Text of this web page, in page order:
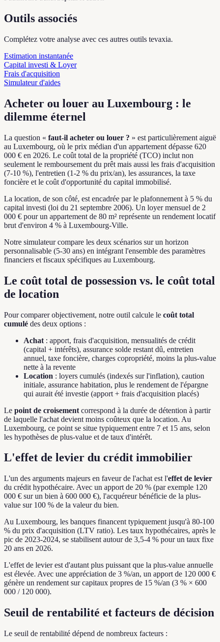
Outils associés
Complétez votre analyse avec ces autres outils tevaxia.
Estimation instantanée
Capital investi & Loyer
Frais d'acquisition
Simulateur d'aides
Acheter ou louer au Luxembourg : le
dilemme éternel
La question « faut-il acheter ou louer ? » est particulièrement aiguë
au Luxembourg, où le prix médian d'un appartement dépasse 620
000 € en 2026. Le coût total de la propriété (TCO) inclut non
seulement le remboursement du prêt mais aussi les frais d'acquisition
(7-10 %), l'entretien (1-2 % du prix/an), les assurances, la taxe
foncière et le coût d'opportunité du capital immobilisé.
La location, de son côté, est encadrée par le plafonnement à 5 % du
capital investi (loi du 21 septembre 2006). Un loyer mensuel de 2
000 € pour un appartement de 80 m² représente un rendement locatif
brut d'environ 4 % à Luxembourg-Ville.
Notre simulateur compare les deux scénarios sur un horizon
personnalisable (5-30 ans) en intégrant l'ensemble des paramètres
financiers et fiscaux spécifiques au Luxembourg.
Le coût total de possession vs. le coût total
de location
Pour comparer objectivement, notre outil calcule le coût total
cumulé des deux options :
Achat : apport, frais d'acquisition, mensualités de crédit
(capital + intérêts), assurance solde restant dû, entretien
annuel, taxe foncière, charges copropriété, moins la plus-value
nette à la revente
Location : loyers cumulés (indexés sur l'inflation), caution
initiale, assurance habitation, plus le rendement de l'épargne
qui aurait été investie (apport + frais d'acquisition placés)
Le point de croisement correspond à la durée de détention à partir
de laquelle l'achat devient moins coûteux que la location. Au
Luxembourg, ce point se situe typiquement entre 7 et 15 ans, selon
les hypothèses de plus-value et de taux d'intérêt.
L'effet de levier du crédit immobilier
L'un des arguments majeurs en faveur de l'achat est l'effet de levier
du crédit hypothécaire. Avec un apport de 20 % (par exemple 120
000 € sur un bien à 600 000 €), l'acquéreur bénéficie de la plus-
value sur 100 % de la valeur du bien.
Au Luxembourg, les banques financent typiquement jusqu'à 80-100
% du prix d'acquisition (LTV ratio). Les taux hypothécaires, après le
pic de 2023-2024, se stabilisent autour de 3,5-4 % pour un taux fixe
20 ans en 2026.
L'effet de levier est d'autant plus puissant que la plus-value annuelle
est élevée. Avec une appréciation de 3 %/an, un apport de 120 000 €
génère un rendement sur capitaux propres de 15 %/an (3 % × 600
000 / 120 000).
Seuil de rentabilité et facteurs de décision
Le seuil de rentabilité dépend de nombreux facteurs :